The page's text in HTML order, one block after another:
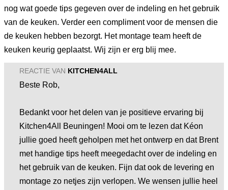
nog wat goede tips gegeven over de indeling en het gebruik
van de keuken. Verder een compliment voor de mensen die
de keuken hebben bezorgt. Het montage team heeft de
keuken keurig geplaatst. Wij zijn er erg blij mee.
REACTIE VAN KITCHEN4ALL
Beste Rob,
Bedankt voor het delen van je positieve ervaring bij
Kitchen4All Beuningen! Mooi om te lezen dat Kéon
jullie goed heeft geholpen met het ontwerp en dat Brent
met handige tips heeft meegedacht over de indeling en
het gebruik van de keuken. Fijn dat ook de levering en
montage zo netjes zijn verlopen. We wensen jullie heel